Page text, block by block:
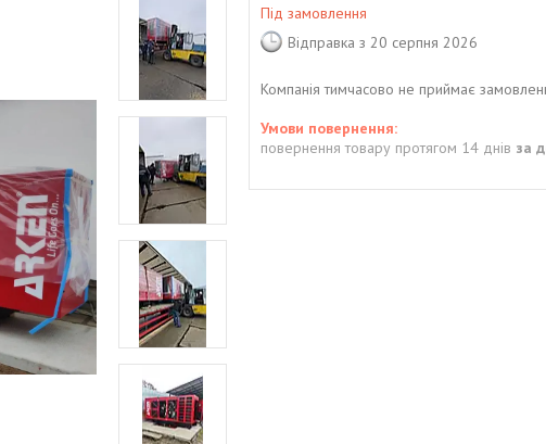
Під замовлення
Відправка з 20 серпня 2026
Компанія тимчасово не приймає
повернення товару протягом 14 днів за